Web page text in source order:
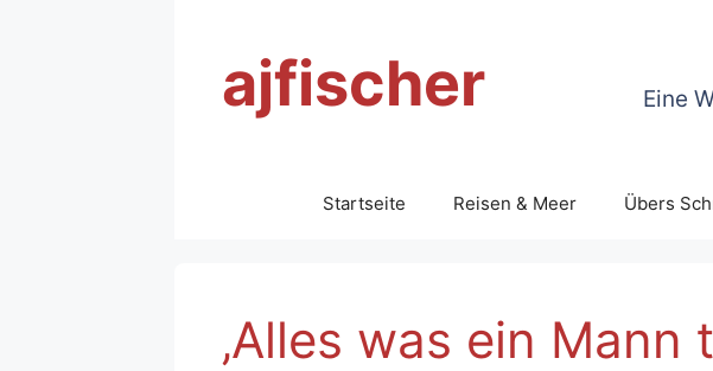
ajfischer
Eine
Startseite Reisen & Meer Übers
‚Alles was ein Mann